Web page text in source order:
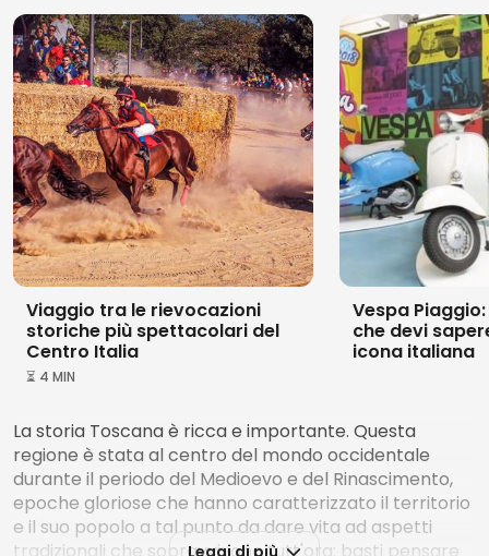
Viaggio tra le rievocazioni
storiche più spettacolari del
Centro Italia
⏳ 4 MIN
Vespa
che devi
icona italiana
La storia Toscana è ricca e importante. Questa
regione è stata al centro del mondo occidentale
durante il periodo del Medioevo e del Rinascimento,
epoche gloriose che hanno caratterizzato il territorio
e il suo popolo a tal punto da dare vita ad aspetti
tradizionali che sopravvivono tutt'ora: basti pensare
Leggi di più